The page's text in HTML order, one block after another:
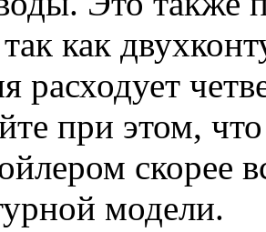
как
расходует
при этом, что
скорее
модели.